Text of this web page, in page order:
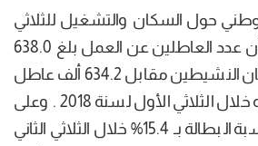
حول السكان والتشغيل للثلاثي
الثاني من سنة 2018 أن عدد العاطلين عن العمل بلغ 638.0
ألفا من مجموع السكان النشيطين مقابل 634.2 ألف عاطل
عن العمل تم تسجيله خلال الثلاثي الأول لسنة 2018 . وعلى
هذا الأساس، تقدر نسبة البطالة بـ 15.4% خلال الثلاثي الثاني